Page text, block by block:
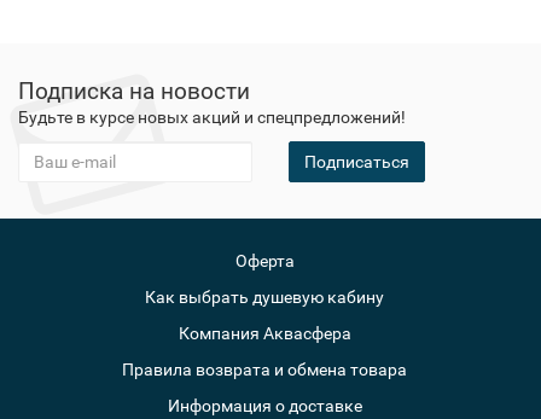
Подписка на новости
Будьте в курсе новых акций и спецпредложений!
Подписаться
Оферта
Как выбрать душевую кабину
Компания Аквасфера
Правила возврата и обмена товара
Информация о доставке